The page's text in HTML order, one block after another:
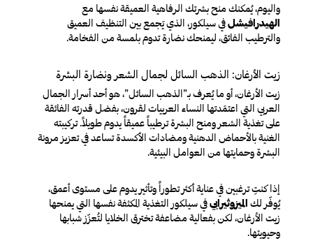
واليوم، يُمكنك منح بشرتك الرفاهية العميقة نفسها مع
الهيدرافيشلفي سيلكور، الذي يَجمع بين التنظيف العميق
والترطيب الفائق، ليمنحك نضارة تدوم بلمسة من الفخامة.
زيت الأرغان: الذهب السائل لجمال الشعر ونضارة البشرة
زيت الأرغان، أو ما يُعرف بـ”الذهب السائل”، هو أحد أسرار الجمال
العربي التي اعتمَدتها النساء العربيات لقرون، بفضل قدرته الفائقة
على تغذية الشعر ومنح البشرة ترطيباً عميقاً يدوم طويلاً. تركيبته
الغنية بالأحماض الدهنية ومضادات الأكسدة تساعد في تعزيز مرونة
البشرة وحمايتها من العوامل البيئية.
إذا كنتِ ترغبين في عناية أكثر تطوراً وتأثير يدوم على مستوى أعمق،
يُوفّر لكالميزوثيرابيفي سيلكور التغذية المكثفة نفسها التي يمنحها
زيت الأرغان، لكن بفعالية مضاعفة تخترق الخلايا لتُعزّز شبابها
وحيويتها.